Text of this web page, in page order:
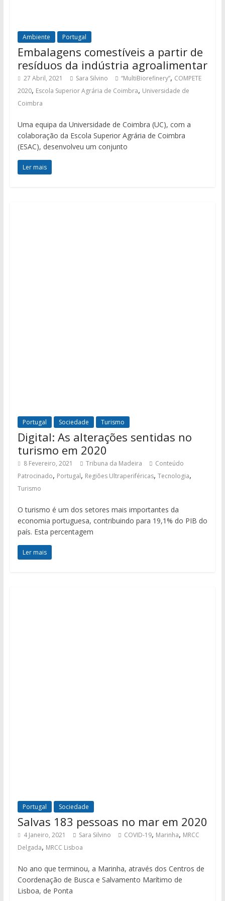
Ambiente Portugal
Embalagens comestíveis a partir de
resíduos da indústria agroalimentar
27 Abril, 2021 Sara Silvino “MultiBiorefinery”, COMPETE
2020, Escola Superior Agrária de Coimbra, Universidade de
Coimbra
Uma equipa da Universidade de Coimbra (UC), com a
colaboração da Escola Superior Agrária de Coimbra
(ESAC), desenvolveu um conjunto
Ler mais
Portugal Sociedade Turismo
Digital: As alterações sentidas no
turismo em 2020
8 Fevereiro, 2021 Tribuna da Madeira
Conteúdo
Patrocinado, Portugal, Regiões Ultraperiféricas, Tecnologia,
Turismo
O turismo é um dos setores mais importantes da
economia portuguesa, contribuindo para 19,1% do PIB do
país. Esta percentagem
Ler mais
Portugal Sociedade
Salvas 183 pessoas no mar em 2020
4 Janeiro, 2021 Sara Silvino COVID-19, Marinha, MRCC
Delgada, MRCC Lisboa
No ano que terminou, a Marinha, através dos Centros de
Coordenação de Busca e Salvamento Marítimo de
Lisboa, de Ponta